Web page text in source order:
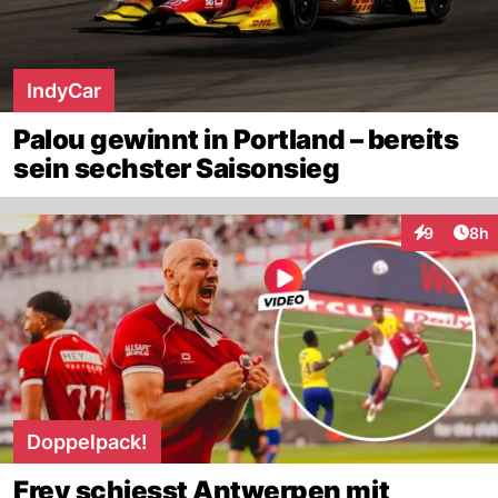
IndyCar
Palou gewinnt in Portland – bereits
sein sechster Saisonsieg
9 8h
Doppelpack!
Frey schiesst Antwerpen mit